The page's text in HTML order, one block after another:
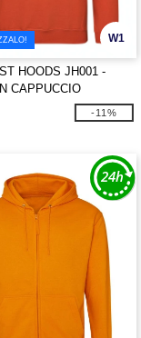
W1
HOODS JH001 -
CAPPUCCIO
-11%